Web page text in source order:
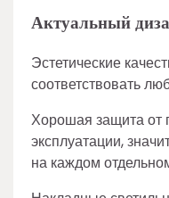
Актуальный
Эстетические
соответствовать
Хорошая защита от
эксплуатации,
на каждом